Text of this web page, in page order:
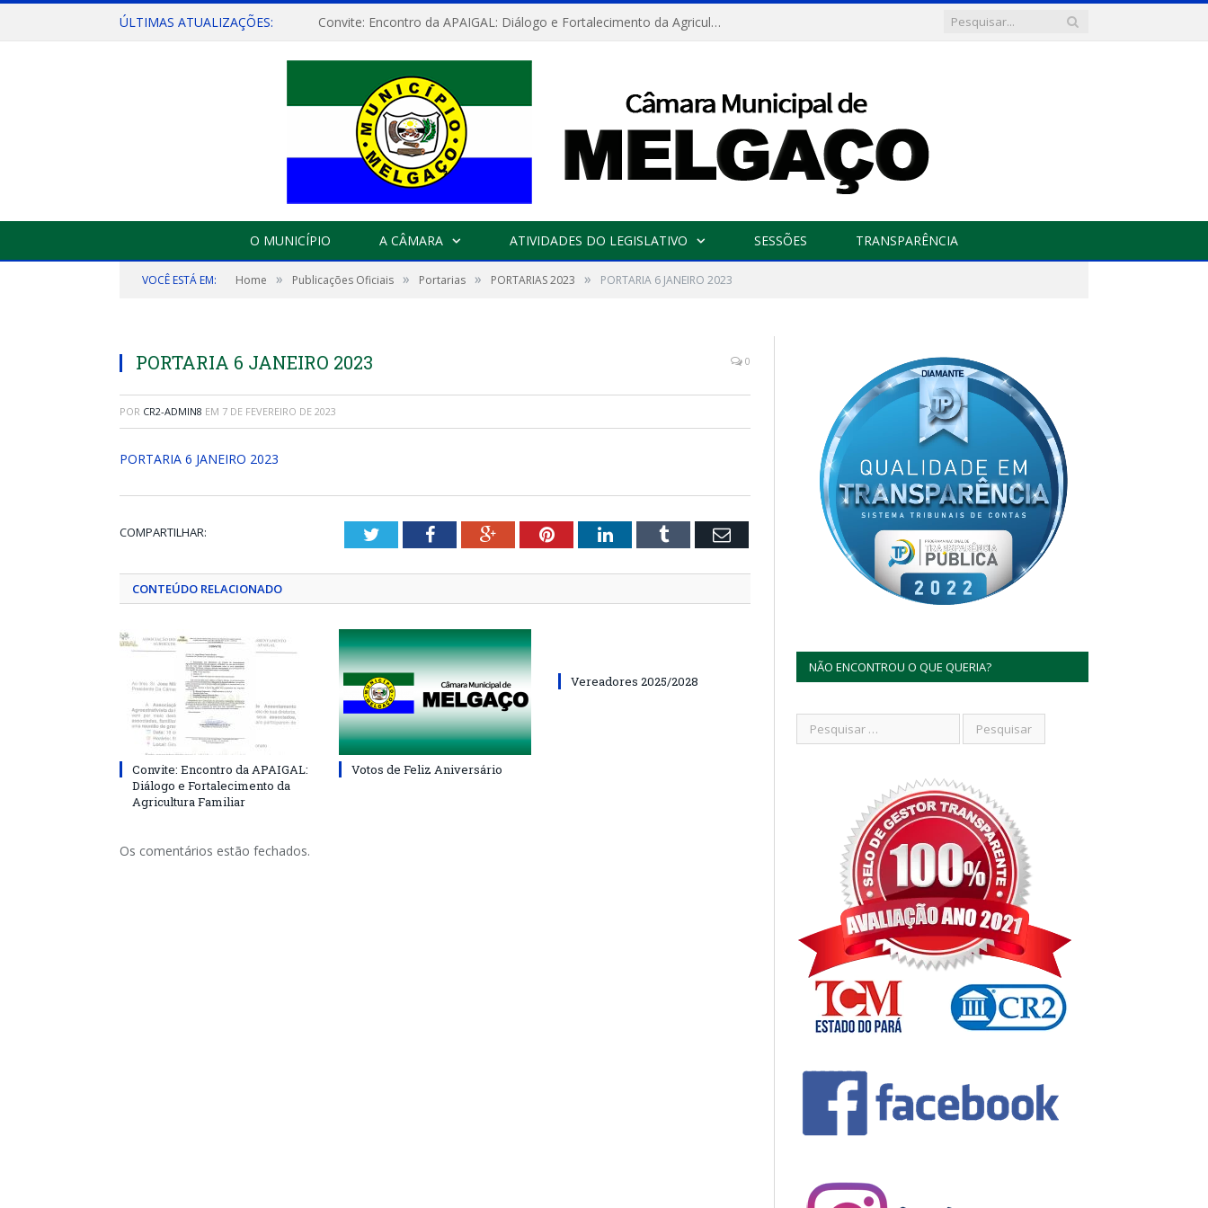
ÚLTIMAS ATUALIZAÇÕES: Convite: Encontro da APAIGAL: Diálogo e Fortalecimento da Agricultura Familiar
O MUNICÍPIO A CÂMARA ATIVIDADES DO LEGISLATIVO SESSÕES TRANSPARÊNCIA
VOCÊ ESTÁ EM: Home » Publicações Oficiais » Portarias » PORTARIAS 2023 » PORTARIA 6 JANEIRO 2023
PORTARIA 6 JANEIRO 2023 0
POR CR2-ADMIN8 EM 7 DE FEVEREIRO DE 2023
PORTARIA 6 JANEIRO 2023
COMPARTILHAR: TwitterFacebookGoogle+PinterestLinkedInTumblr Email
CONTEÚDO RELACIONADO
Convite: Encontro da APAIGAL:
Diálogo e Fortalecimento da
Agricultura Familiar
Votos de Feliz Aniversário
Vereadores 2025/2028
Os comentários estão fechados.
NÃO ENCONTROU O QUE QUERIA?